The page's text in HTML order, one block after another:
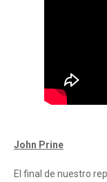
John Prine
El final de nuestro